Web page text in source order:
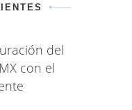
del
con el